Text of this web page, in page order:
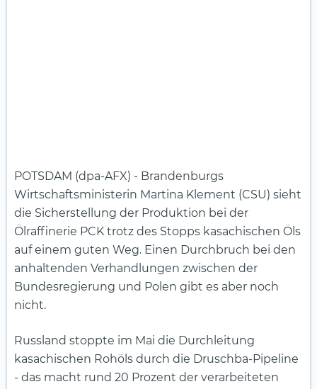
POTSDAM (dpa-AFX) - Brandenburgs
Wirtschaftsministerin Martina Klement (CSU) sieht
die Sicherstellung der Produktion bei der
Ölraffinerie PCK trotz des Stopps kasachischen Öls
auf einem guten Weg. Einen Durchbruch bei den
anhaltenden Verhandlungen zwischen der
Bundesregierung und Polen gibt es aber noch
nicht.
Russland stoppte im Mai die Durchleitung
kasachischen Rohöls durch die Druschba-Pipeline
- das macht rund 20 Prozent der verarbeiteten